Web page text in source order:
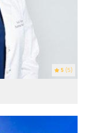
5 (5)